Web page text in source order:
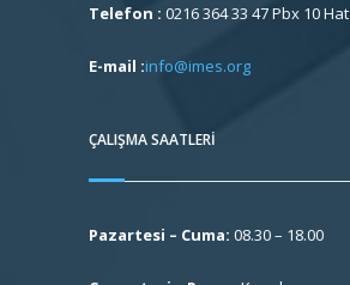
Telefon : 0216 364 33 47 Pbx 10 Hat
E-mail :info@imes.org
ÇALIŞMA SAATLERI
Pazartesi – Cuma: 08.30 – 18.00